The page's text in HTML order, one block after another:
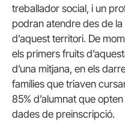
treballador social, i un
podran atendre des de
d’aquest territori. De
els primers fruits
d’una mitjana, en els
famílies que triaven
85% d’alumnat que
dades de preinscripció.